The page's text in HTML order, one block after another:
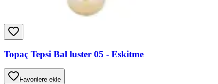
Topaç Tepsi Bal luster 05 - Eskitme
Favorilere ekle